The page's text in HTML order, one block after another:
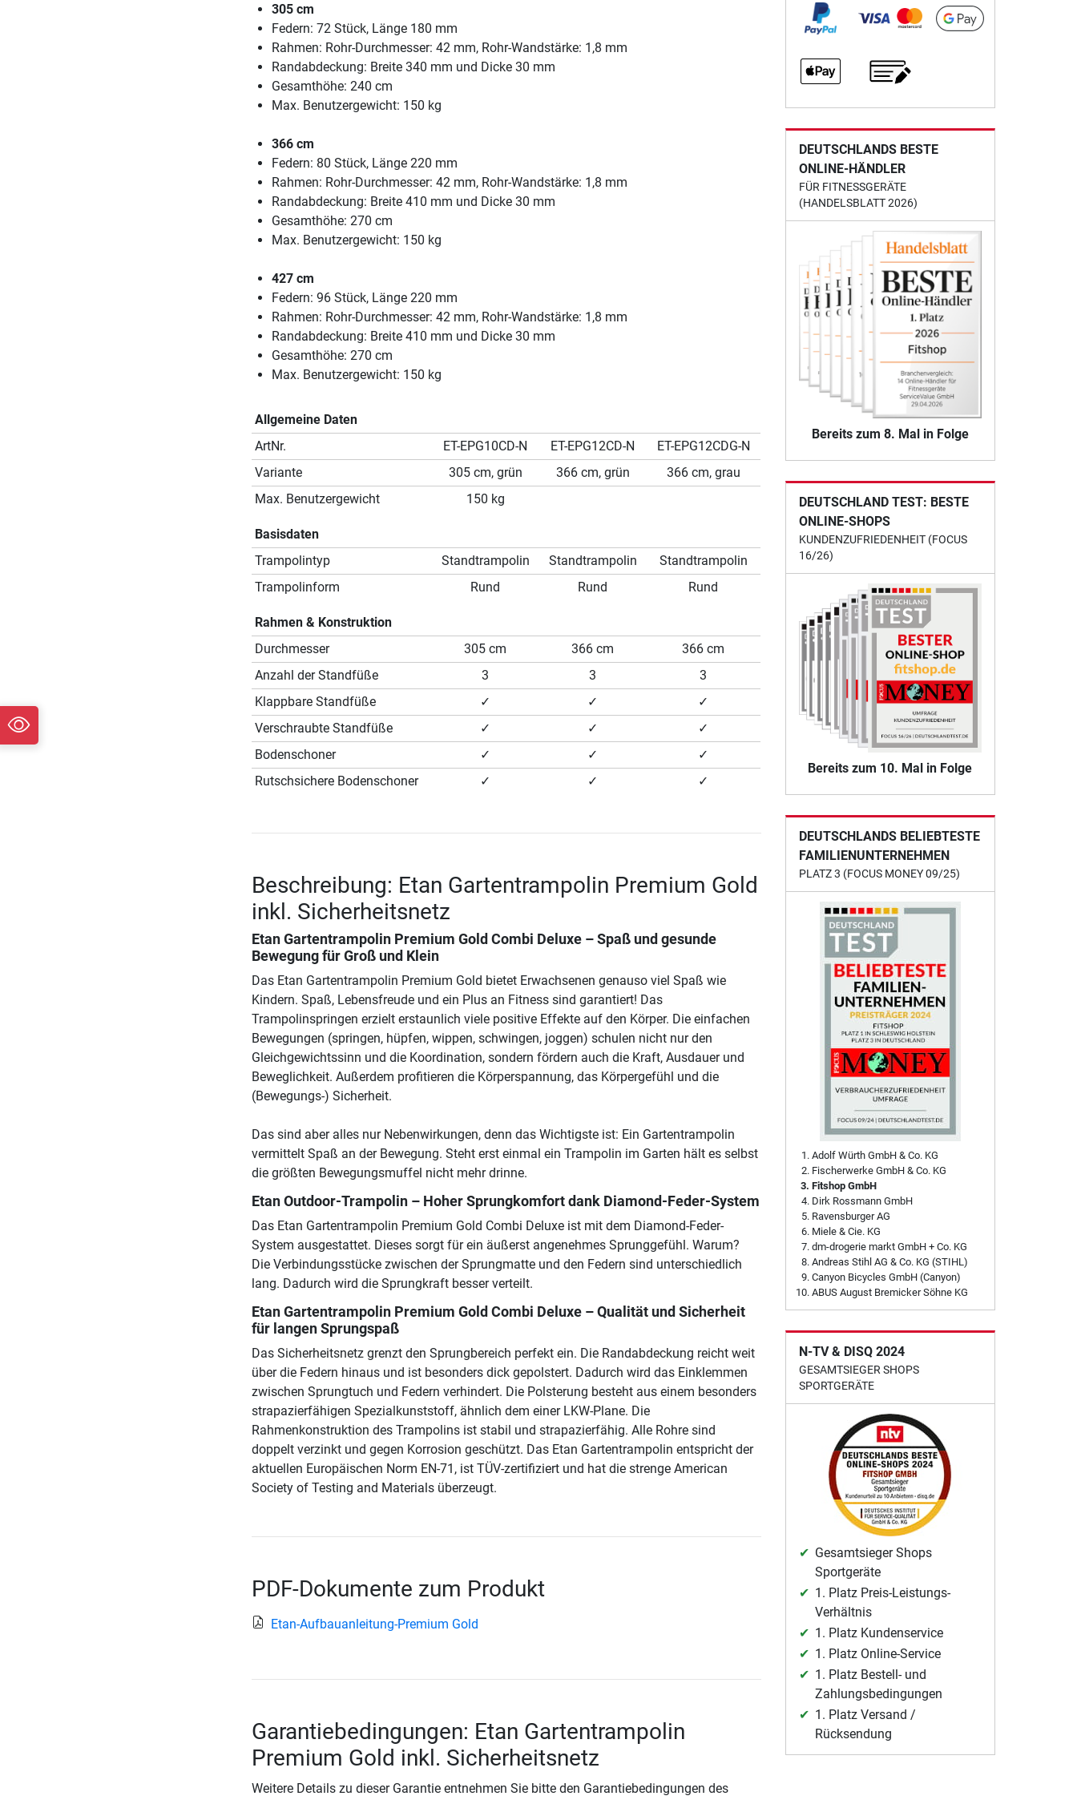
305 cm
Federn: 72 Stück, Länge 180 mm
Rahmen: Rohr-Durchmesser: 42 mm, Rohr-Wandstärke: 1,8 mm
Randabdeckung: Breite 340 mm und Dicke 30 mm
Gesamthöhe: 240 cm
Max. Benutzergewicht: 150 kg
366 cm
Federn: 80 Stück, Länge 220 mm
Rahmen: Rohr-Durchmesser: 42 mm, Rohr-Wandstärke: 1,8 mm
Randabdeckung: Breite 410 mm und Dicke 30 mm
Gesamthöhe: 270 cm
Max. Benutzergewicht: 150 kg
427 cm
Federn: 96 Stück, Länge 220 mm
Rahmen: Rohr-Durchmesser: 42 mm, Rohr-Wandstärke: 1,8 mm
Randabdeckung: Breite 410 mm und Dicke 30 mm
Gesamthöhe: 270 cm
Max. Benutzergewicht: 150 kg
Allgemeine Daten
ArtNr.
ET-EPG10CD-N ET-EPG12CD-N
ET-EPG12CDG-N
Variante
305 cm, grün 366 cm, grün
366 cm, grau
Max. Benutzergewicht
150 kg
Basisdaten
Trampolintyp
Standtrampolin Standtrampolin
Standtrampolin
Trampolinform
Rund Rund Rund
Rahmen & Konstruktion
Durchmesser
305 cm 366 cm
366 cm
Anzahl der Standfüße
3 3
3
Klappbare Standfüße
✓ ✓
✓
Verschraubte Standfüße
✓ ✓
✓
Bodenschoner
✓ ✓
✓
Rutschsichere Bodenschoner
✓ ✓ ✓
Beschreibung: Etan Gartentrampolin Premium Gold
inkl. Sicherheitsnetz
Etan Gartentrampolin Premium Gold Combi Deluxe – Spaß und gesunde
Bewegung für Groß und Klein
Das Etan Gartentrampolin Premium Gold bietet Erwachsenen genauso viel Spaß wie
Kindern. Spaß, Lebensfreude und ein Plus an Fitness sind garantiert! Das
Trampolinspringen erzielt erstaunlich viele positive Effekte auf den Körper. Die einfachen
Bewegungen (springen, hüpfen, wippen, schwingen, joggen) schulen nicht nur den
Gleichgewichtssinn und die Koordination, sondern fördern auch die Kraft, Ausdauer und
Beweglichkeit. Außerdem profitieren die Körperspannung, das Körpergefühl und die
(Bewegungs-) Sicherheit.
Das sind aber alles nur Nebenwirkungen, denn das Wichtigste ist: Ein Gartentrampolin
vermittelt Spaß an der Bewegung. Steht erst einmal ein Trampolin im Garten hält es selbst
die größten Bewegungsmuffel nicht mehr drinne.
Etan Outdoor-Trampolin – Hoher Sprungkomfort dank Diamond-Feder-System
Das Etan Gartentrampolin Premium Gold Combi Deluxe ist mit dem Diamond-Feder-
System ausgestattet. Dieses sorgt für ein äußerst angenehmes Sprunggefühl. Warum?
Die Verbindungsstücke zwischen der Sprungmatte und den Federn sind unterschiedlich
lang. Dadurch wird die Sprungkraft besser verteilt.
Etan Gartentrampolin Premium Gold Combi Deluxe – Qualität und Sicherheit
für langen Sprungspaß
Das Sicherheitsnetz grenzt den Sprungbereich perfekt ein. Die Randabdeckung reicht weit
über die Federn hinaus und ist besonders dick gepolstert. Dadurch wird das Einklemmen
zwischen Sprungtuch und Federn verhindert. Die Polsterung besteht aus einem besonders
strapazierfähigen Spezialkunststoff, ähnlich dem einer LKW-Plane. Die
Rahmenkonstruktion des Trampolins ist stabil und strapazierfähig. Alle Rohre sind
doppelt verzinkt und gegen Korrosion geschützt. Das Etan Gartentrampolin entspricht der
aktuellen Europäischen Norm EN-71, ist TÜV-zertifiziert und hat die strenge American
Society of Testing and Materials überzeugt.
PDF-Dokumente zum Produkt
Etan-Aufbauanleitung-Premium Gold
Garantiebedingungen: Etan Gartentrampolin
Premium Gold inkl. Sicherheitsnetz
Weitere Details zu dieser Garantie entnehmen Sie bitte den Garantiebedingungen des
DEUTSCHLANDS BESTE
ONLINE-HÄNDLER
FÜR FITNESSGERÄTE
(HANDELSBLATT 2026)
Bereits zum 8. Mal in Folge
DEUTSCHLAND TEST: BESTE
ONLINE-SHOPS
KUNDENZUFRIEDENHEIT (FOCUS
16/26)
Bereits zum 10. Mal in Folge
DEUTSCHLANDS BELIEBTESTE
FAMILIENUNTERNEHMEN
PLATZ 3 (FOCUS MONEY 09/25)
Adolf Würth GmbH & Co. KG
Fischerwerke GmbH & Co. KG
Fitshop GmbH
Dirk Rossmann GmbH
Ravensburger AG
Miele & Cie. KG
dm-drogerie markt GmbH + Co. KG
Andreas Stihl AG & Co. KG (STIHL)
Canyon Bicycles GmbH (Canyon)
ABUS August Bremicker Söhne KG
N-TV & DISQ 2024
GESAMTSIEGER SHOPS
SPORTGERÄTE
Gesamtsieger Shops
Sportgeräte
1. Platz Preis-Leistungs-
Verhältnis
1. Platz Kundenservice
1. Platz Online-Service
1. Platz Bestell- und
Zahlungsbedingungen
1. Platz Versand /
Rücksendung